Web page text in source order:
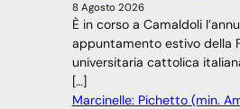
8 Agosto 2026
È in corso a Camaldoli
appuntamento estivo della
universitaria cattolica
[…]
Marcinelle: Pichetto (min.